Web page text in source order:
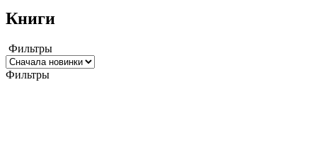
Книги
Фильтры
Фильтры